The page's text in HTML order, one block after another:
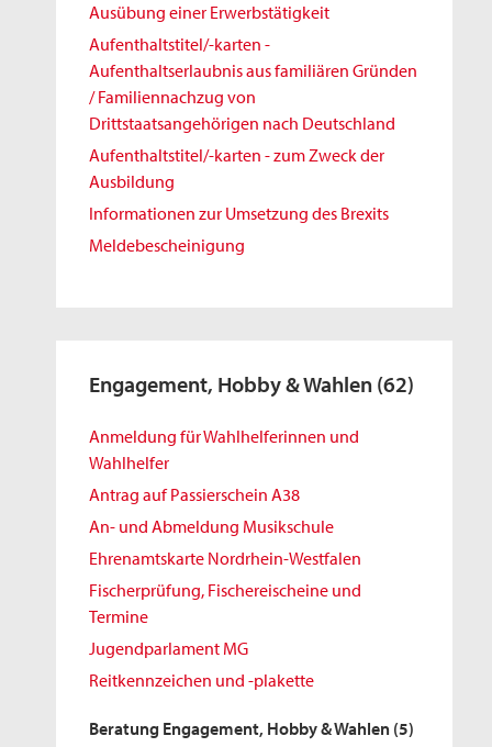
Ausübung einer Erwerbstätigkeit
Aufenthaltstitel/-karten -
Aufenthaltserlaubnis aus familiären Gründen
/ Familiennachzug von
Drittstaatsangehörigen nach Deutschland
Aufenthaltstitel/-karten - zum Zweck der
Ausbildung
Informationen zur Umsetzung des Brexits
Meldebescheinigung
Engagement, Hobby & Wahlen (62)
Anmeldung für Wahlhelferinnen und
Wahlhelfer
Antrag auf Passierschein A38
An- und Abmeldung Musikschule
Ehrenamtskarte Nordrhein-Westfalen
Fischerprüfung, Fischereischeine und
Termine
Jugendparlament MG
Reitkennzeichen und -plakette
Beratung Engagement, Hobby & Wahlen (5)